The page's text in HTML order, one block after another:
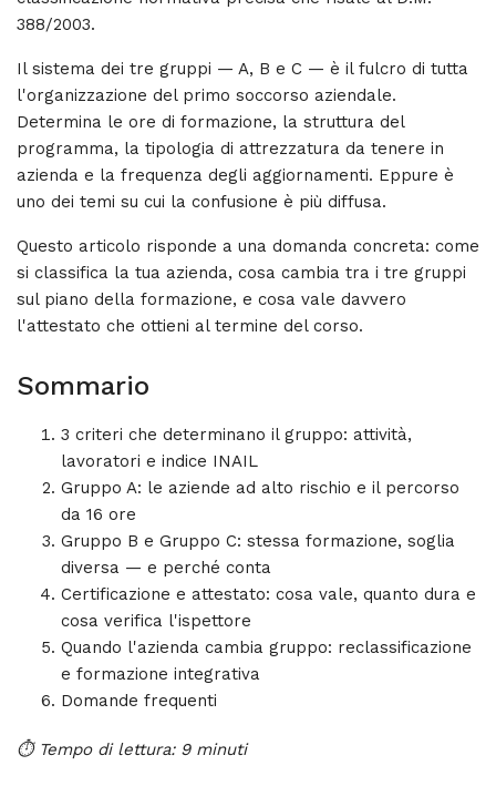
388/2003.
Il sistema dei tre gruppi — A, B e C — è il fulcro di tutta
l'organizzazione del primo soccorso aziendale.
Determina le ore di formazione, la struttura del
programma, la tipologia di attrezzatura da tenere in
azienda e la frequenza degli aggiornamenti. Eppure è
uno dei temi su cui la confusione è più diffusa.
Questo articolo risponde a una domanda concreta: come
si classifica la tua azienda, cosa cambia tra i tre gruppi
sul piano della formazione, e cosa vale davvero
l'attestato che ottieni al termine del corso.
Sommario
3 criteri che determinano il gruppo: attività,
lavoratori e indice INAIL
Gruppo A: le aziende ad alto rischio e il percorso
da 16 ore
Gruppo B e Gruppo C: stessa formazione, soglia
diversa — e perché conta
Certificazione e attestato: cosa vale, quanto dura e
cosa verifica l'ispettore
Quando l'azienda cambia gruppo: reclassificazione
e formazione integrativa
Domande frequenti
⏱ Tempo di lettura: 9 minuti